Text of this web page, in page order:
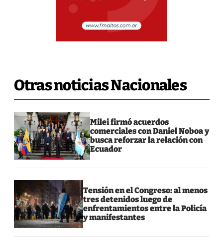
Otras noticias Nacionales
Milei firmó acuerdos
comerciales con Daniel Noboa y
busca reforzar la relación con
Ecuador
Tensión en el Congreso: al menos
tres detenidos luego de
enfrentamientos entre la Policía
y manifestantes